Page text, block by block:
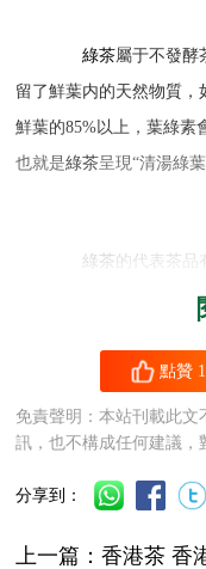
綠茶屬于不發酵
留了鮮葉内的天然物質，
鮮葉的85%以上，葉綠素
也就是綠茶呈現“清湯綠葉
綠茶的代表茶品
安瓜片、恩施玉露等等。
科學研究表明，
等功效。
【白茶 】
點贊
免責聲明：本站刊載此
訊，也不構成任何建議，
分享到：
上一篇：香港茶 香